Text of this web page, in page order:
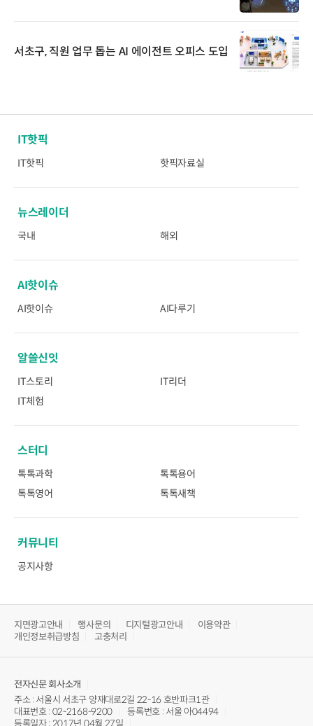
서초구, 직원 업무 돕는 AI 에이전트 오피스 도입
IT핫픽
IT핫픽 핫픽자료실
뉴스레이더
국내 해외
AI핫이슈
AI핫이슈 AI다루기
알쓸신잇
IT스토리
IT리더
IT체험
스터디
톡톡과학
톡톡용어
톡톡영어
톡톡새책
커뮤니티
공지사항
지면광고안내 행사문의 디지털광고안내
이용약관
개인정보취급방침
고충처리
전자신문회사소개
주소 : 서울시 서초구 양재대로2길 22-16 호반파크1관
대표번호 : 02-2168-9200
등록번호 : 서울 아04494